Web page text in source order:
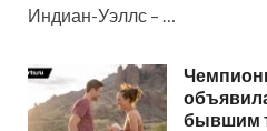
Индиан-Уэллс – …
бывшим